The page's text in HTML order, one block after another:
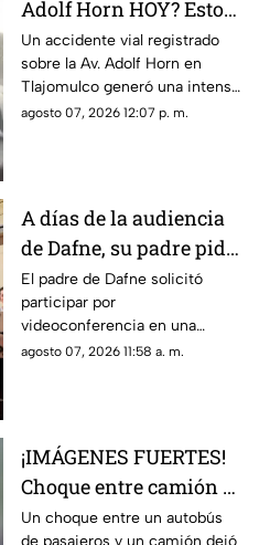
Adolf Horn HOY? Esto
se sabe del accidente
que generó
movilización
Un accidente vial registrado
sobre la Av. Adolf Horn en
Tlajomulco generó una intensa
movilización. Una persona
agosto 07, 2026 12:07 p. m.
A días de la audiencia
de Dafne, su padre pide
participar por
videoconferencia
El padre de Dafne solicitó
participar por
videoconferencia en una
audiencia del proceso por
agosto 07, 2026 11:58 a. m.
¡IMÁGENES FUERTES!
Choque entre camión y
autobús deja 21 heridos
Un choque entre un autobús